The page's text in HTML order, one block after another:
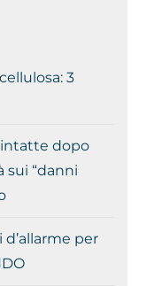
3
intatte dopo
sui “danni
per